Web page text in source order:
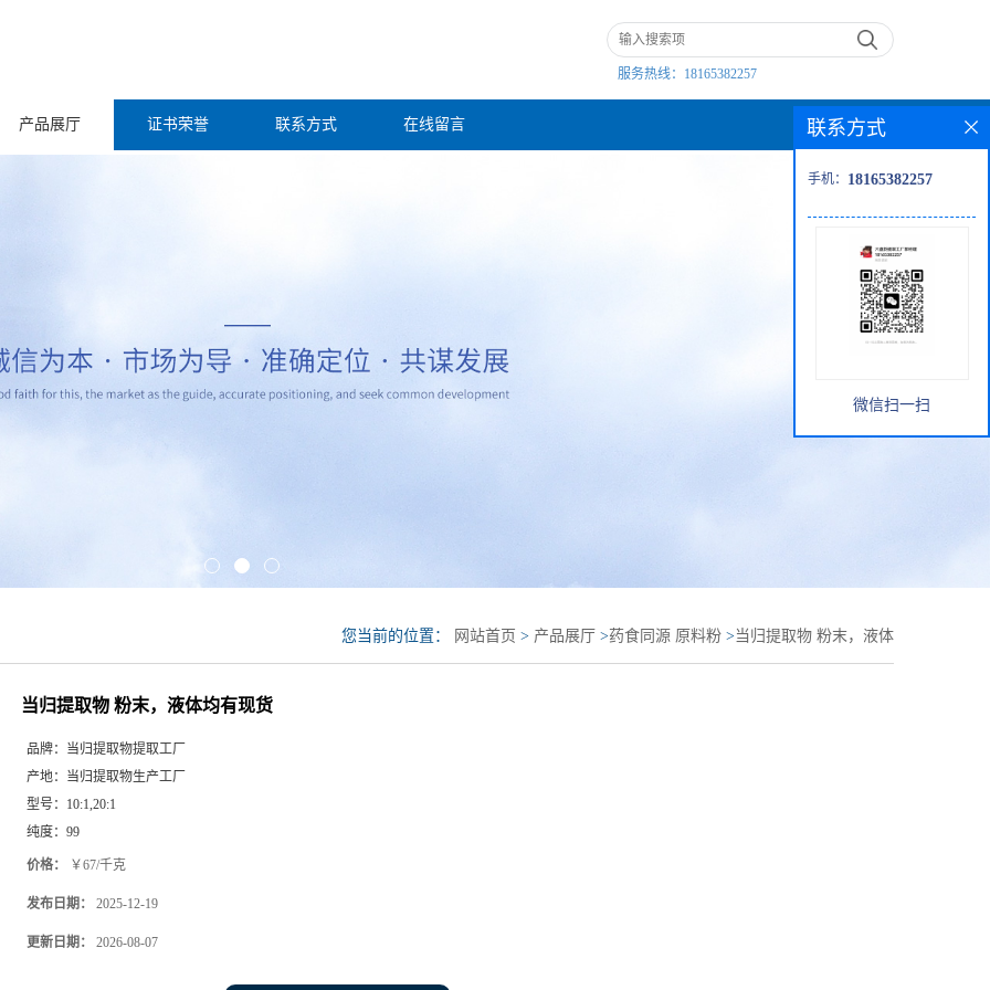
服务热线： 18165382257
产品展厅 证书荣誉 联系方式 在线留言
您当前的位置： 网站首页 > 产品展厅 >药食同源 原料粉 > 当归提取物 粉末，液体
当归提取物 粉末，液体均有现货
品牌： 当归提取物提取工厂
产地： 当归提取物生产工厂
型号： 10:1,20:1
纯度： 99
价格： ￥67/千克
发布日期： 2025-12-19
更新日期： 2026-08-07
联系方式
手机： 18165382257
微信扫一扫